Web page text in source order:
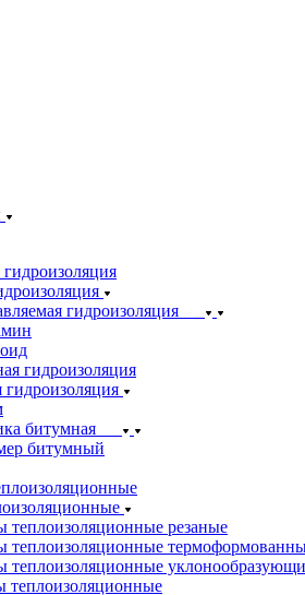
гидроизоляция
битумная
битумный
теплоизоляционные резаные
теплоизоляционные
теплоизоляционные